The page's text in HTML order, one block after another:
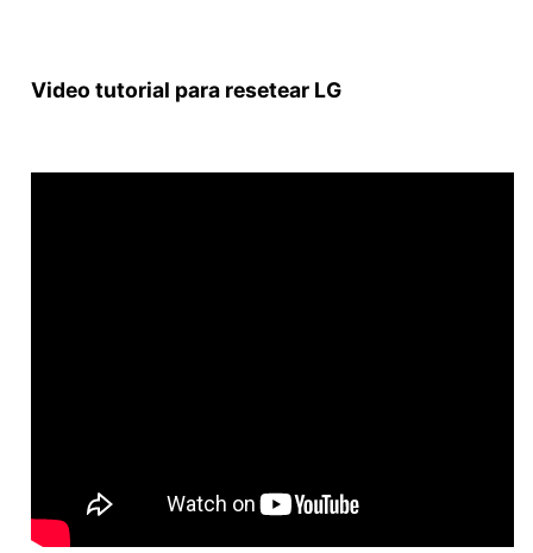
Video tutorial para resetear LG